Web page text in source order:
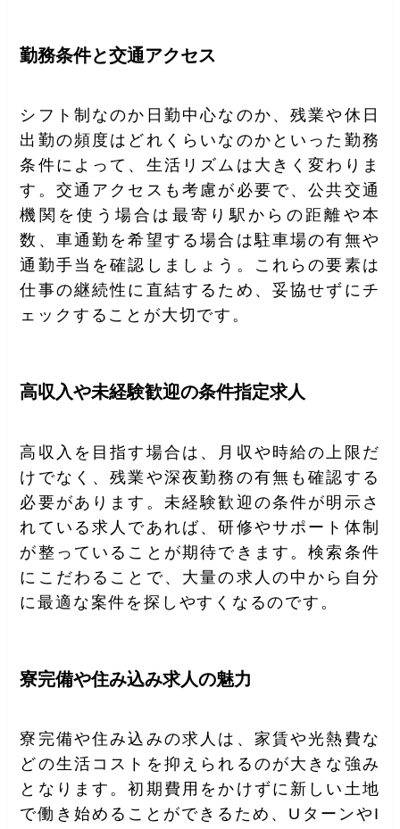
勤務条件と交通アクセス
シフト制なのか日勤中心なのか、残業や休日
出勤の頻度はどれくらいなのかといった勤務
条件によって、生活リズムは大きく変わりま
す。交通アクセスも考慮が必要で、公共交通
機関を使う場合は最寄り駅からの距離や本
数、車通勤を希望する場合は駐車場の有無や
通勤手当を確認しましょう。これらの要素は
仕事の継続性に直結するため、妥協せずにチ
ェックすることが大切です。
高収入や未経験歓迎の条件指定求人
高収入を目指す場合は、月収や時給の上限だ
けでなく、残業や深夜勤務の有無も確認する
必要があります。未経験歓迎の条件が明示さ
れている求人であれば、研修やサポート体制
が整っていることが期待できます。検索条件
にこだわることで、大量の求人の中から自分
に最適な案件を探しやすくなるのです。
寮完備や住み込み求人の魅力
寮完備や住み込みの求人は、家賃や光熱費な
どの生活コストを抑えられるのが大きな強み
となります。初期費用をかけずに新しい土地
で働き始めることができるため、UターンやI